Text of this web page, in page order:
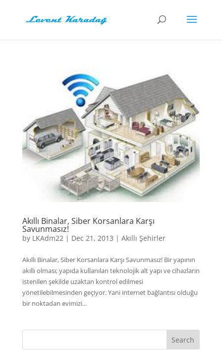
Akıllı Binalar, Siber Korsanlara Karşı
Savunmasız!
by LKAdm22 | Dec 21, 2013 | Akıllı Şehirler
Akıllı Binalar, Siber Korsanlara Karşı Savunmasız! Bir yapının
akıllı olması; yapıda kullanılan teknolojik alt yapı ve cihazların
istenilen şekilde uzaktan kontrol edilmesi
yönetilebilmesinden geçiyor. Yani internet bağlantısı olduğu
bir noktadan evimizi...